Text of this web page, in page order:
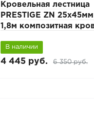
Кровельная лестница
PRESTIGE ZN
1,8м композитная
В наличии
4 445 руб. 6 350 руб.